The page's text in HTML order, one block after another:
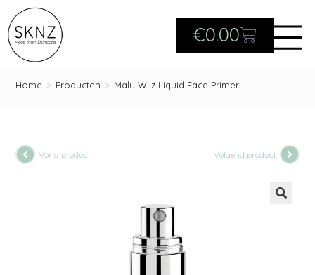
€0.00
Home > Producten > Malu Wilz Liquid Face Primer
Vorig product Volgend product